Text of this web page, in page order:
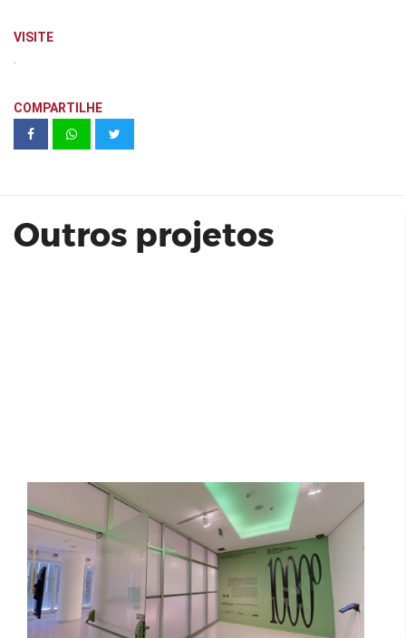
VISITE
COMPARTILHE
Outros projetos
SAV - Salão de Artes Visuais 2022.
Figueira Cambuí - CRB Engenharia